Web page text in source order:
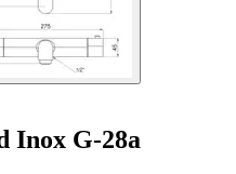
Inox G-28a